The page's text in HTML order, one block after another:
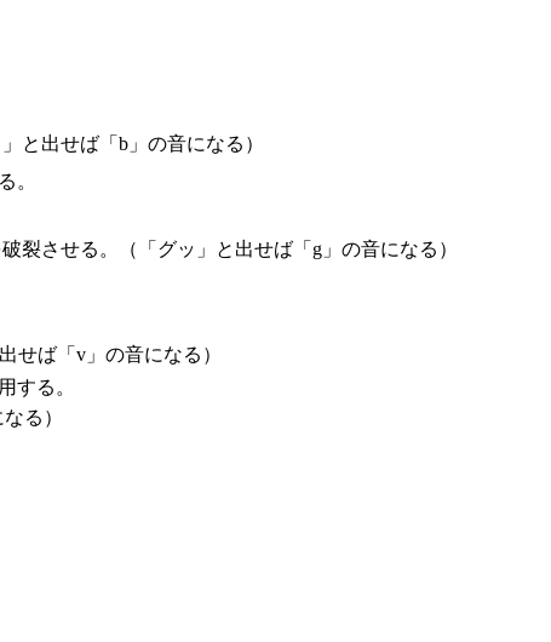
と出せば「b」の音になる）
。
裂させる。（「グッ」と出せば「g」の音になる）
せば「v」の音になる）
する。
る）